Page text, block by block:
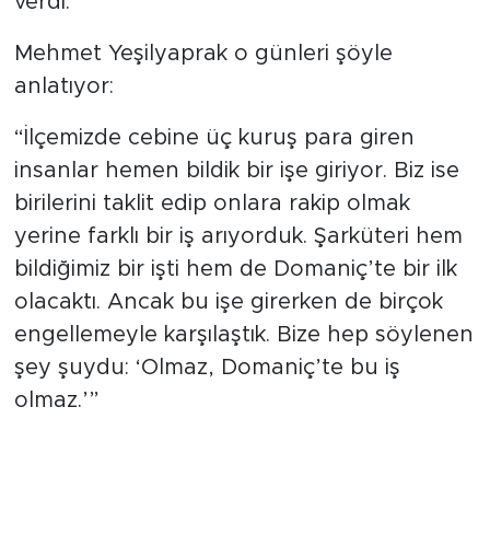
Mehmet Yeşilyaprak o günleri şöyle
anlatıyor:
“İlçemizde cebine üç kuruş para giren
insanlar hemen bildik bir işe giriyor. Biz ise
birilerini taklit edip onlara rakip olmak
yerine farklı bir iş arıyorduk. Şarküteri hem
bildiğimiz bir işti hem de Domaniç’te bir ilk
olacaktı. Ancak bu işe girerken de birçok
engellemeyle karşılaştık. Bize hep söylenen
şey şuydu: ‘Olmaz, Domaniç’te bu iş
olmaz.’”